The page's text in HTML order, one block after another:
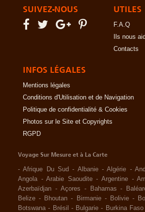
SUIVEZ-NOUS UTILES
F.A.Q
Ils nous
Contacts
INFOS LÉGALES
Mentions légales
Conditions d'Utilisation et de Navigation
Politique de confidentialité & Cookies
Photos sur le Site et Copyrights
RGPD
Voyage Sur Mesure et à La Carte
-Afrique Du Sud - Albanie -Algérie -
Angola -Arabie Saoudite -Argentine -
Azerbaïdjan - Açores - Bahamas -
Belize - Bhoutan - Birmanie - Bolivie -
Botswana - Brésil - Bulgarie - Burkina Faso